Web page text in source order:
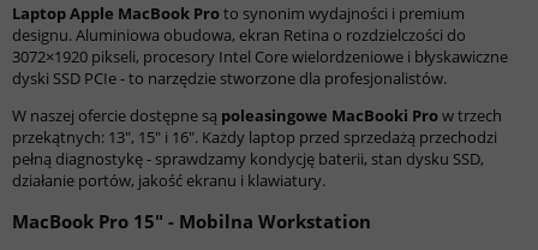
Laptop Apple MacBook Proto synonim wydajności i premium
designu. Aluminiowa obudowa, ekran Retina o rozdzielczości do
3072×1920 pikseli, procesory Intel Core wielordzeniowe i błyskawiczne
dyski SSD PCIe - to narzędzie stworzone dla profesjonalistów.
W naszej ofercie dostępne są poleasingowe MacBooki Prow trzech
przekątnych: 13", 15" i 16". Każdy laptop przed sprzedażą przechodzi
pełną diagnostykę - sprawdzamy kondycję baterii, stan dysku SSD,
działanie portów, jakość ekranu i klawiatury.
MacBook Pro 15" - Mobilna Workstation